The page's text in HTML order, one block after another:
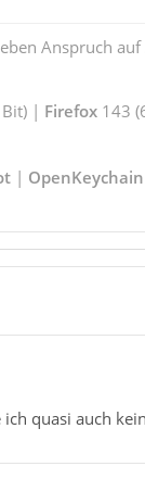
Anspruch
| Firefox143
|
quasi auch